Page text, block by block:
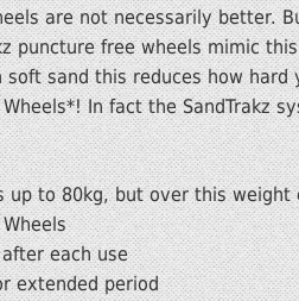
are not necessarily better.
puncture free wheels mimic
sand this reduces how
In fact the SandTrakz
up to 80kg, but over this
each use
extended period